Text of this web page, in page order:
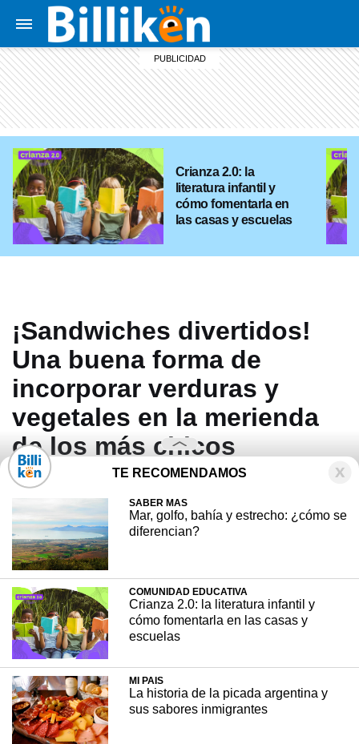
Crianza 2.0: la
literatura infantil y
cómo fomentarla en
las casas y escuelas
¡Sandwiches divertidos!
Una buena forma de
incorporar verduras y
vegetales en la merienda
de los más chicos
TE RECOMENDAMOS
SABER MAS
Mar, golfo, bahía y estrecho: ¿cómo se
diferencian?
COMUNIDAD EDUCATIVA
Crianza 2.0: la literatura infantil y
cómo fomentarla en las casas y
escuelas
MI PAIS
La historia de la picada argentina y
sus sabores inmigrantes